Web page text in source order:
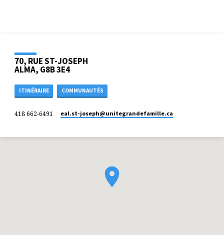
70, RUE ST-JOSEPH
ALMA, G8B 3E4
ITINÉRAIRE COMMUNAUTÉS
418 662-6491 eal.st-joseph​@unitegrandefamille.ca